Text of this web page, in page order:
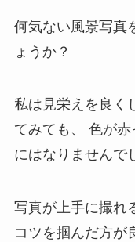
何気ない風景写真
ょうか？
私は見栄えを良く
てみても、
色が赤
にはなりませんで
写真が上手に撮れ
コツを掴んだ方が